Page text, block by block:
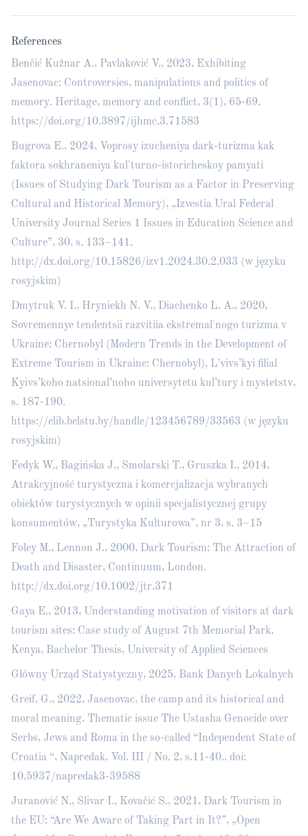
References
Benčić Kužnar A., Pavlaković V., 2023, Exhibiting
Jasenovac: Controversies, manipulations and politics of
memory. Heritage, memory and conflict, 3(1), 65-69.
https://doi.org/10.3897/ijhmc.3.71583
Bugrova E., 2024, Voprosy izucheniya dark-turizma kak
faktora sokhraneniya kul'turno-istoricheskoy pamyati
(Issues of Studying Dark Tourism as a Factor in Preserving
Cultural and Historical Memory), „Izvestia Ural Federal
University Journal Series 1 Issues in Education Science and
Culture”, 30, s. 133–141.
http://dx.doi.org/10.15826/izv1.2024.30.2.033 (w języku
rosyjskim)
Dmytruk V. I., Hryniekh N. V., Diachenko L. A., 2020,
Sovremennye tendentsii razvitiia ekstremal'nogo turizma v
Ukraine: Chernobyl (Modern Trends in the Development of
Extreme Tourism in Ukraine: Chernobyl), L’vivs’kyi filial
Kyivs’koho natsional’noho universytetu kul’tury i mystetstv,
s. 187-190.
https://elib.belstu.by/handle/123456789/33563 (w języku
rosyjskim)
Fedyk W., Bagińska J., Smolarski T., Gruszka I., 2014,
Atrakcyjność turystyczna i komercjalizacja wybranych
obiektów turystycznych w opinii specjalistycznej grupy
konsumentów, „Turystyka Kulturowa”, nr 3, s. 3–15
Foley M., Lennon J., 2000, Dark Tourism: The Attraction of
Death and Disaster, Continuum, London.
http://dx.doi.org/10.1002/jtr.371
Gaya E., 2013, Understanding motivation of visitors at dark
tourism sites: Case study of August 7th Memorial Park,
Kenya, Bachelor Thesis, University of Applied Sciences
Główny Urząd Statystyczny, 2025, Bank Danych Lokalnych
Greif, G., 2022, Jasenovac, the camp and its historical and
moral meaning. Thematic issue The Ustasha Genocide over
Serbs, Jews and Roma in the so-called “Independent State of
Croatia “, Napredak, Vol. III / No. 2, s.11-40.. doi:
10.5937/napredak3-39588
Juranović N., Slivar I., Kovačić S., 2021, Dark Tourism in
the EU: “Are We Aware of Taking Part in It?”, „Open